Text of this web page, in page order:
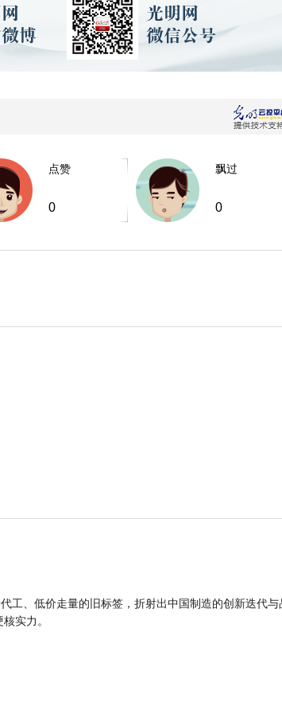
点赞
0
飘过
0
工、低价走量的旧标签，折射出中国制造的创新迭代与
实力。